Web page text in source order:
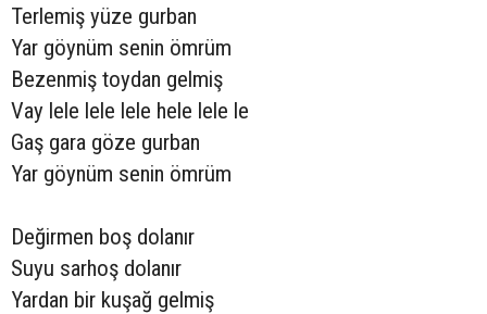
Terlemiş yüze gurban
Yar göynüm senin ömrüm
Bezenmiş toydan gelmiş
Vay lele lele lele hele lele le
Gaş gara göze gurban
Yar göynüm senin ömrüm
Değirmen boş dolanır
Suyu sarhoş dolanır
Yardan bir kuşağ gelmiş